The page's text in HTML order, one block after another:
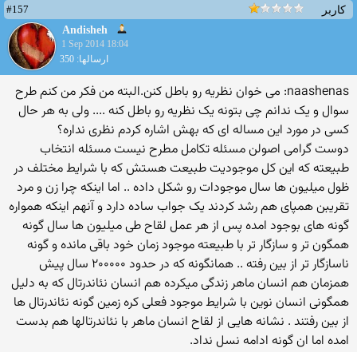
کاربر
#157
Andisheh
1 Sep 2014 18:04
ارسالها: 350
naashenas: می خوان نظریه رو باطل کنن.البته من فکر من کنم طرح
سوال و یک ندانم چی بتونه یک نظریه رو باطل کنه .... ولی به هر حال
کسی در مورد این مساله ای که بهش اشاره کردم نظری نداره؟
دوست گرامی اصولن مسئله تکامل مطرح نیست مسئله انتخاب
طبیعته که این کل موجودیت طبیعت هستش که با شرایط مختلف در
ظول میلیون ها سال موجودات رو شکل داده .. اما اینکه چرا زن و مرد
تقریبن همپای هم رشد کردند یک جواب ساده دارد و آنهم اینکه همواره
گونه های بوجود امده پس از هر عمل لقاح طی میلیون ها سال گونه
همگون تر و سازگار تر با طبیعته موجود زمان خود باقی مانده و گونه
ناسازگار تر از بین رفته .. همانگونه که در حدود ۲۰۰۰۰۰ سال پیش
همزمان هم انسان ماهر زندگی میکرده هم انسان نئاندرتال که به دلیل
همگونی انسان نوین با شرایط موجود فعلی کره زمین گونه نئاندرتال ها
از بین رفتند . نشانه هایی از لقاح انسان ماهر با نئاندرتالها هم بدست
امده اما ان گونه ادامه نسل نداد.